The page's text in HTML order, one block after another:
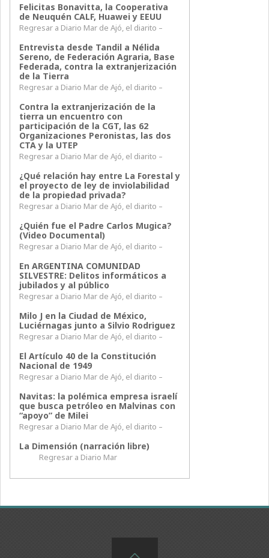
Felicitas Bonavitta, la Cooperativa
de Neuquén CALF, Huawei y EEUU
Regresar a Diario Mar de Ajó, el diarito –
Entrevista desde Tandil a Nélida
Sereno, de Federación Agraria, Base
Federada, contra la extranjerización
de la Tierra
Regresar a Diario Mar de Ajó, el diarito –
Contra la extranjerización de la
tierra un encuentro con
participación de la CGT, las 62
Organizaciones Peronistas, las dos
CTA y la UTEP
Regresar a Diario Mar de Ajó, el diarito –
¿Qué relación hay entre La Forestal y
el proyecto de ley de inviolabilidad
de la propiedad privada?
Regresar a Diario Mar de Ajó, el diarito –
¿Quién fue el Padre Carlos Mugica?
(Video Documental)
Regresar a Diario Mar de Ajó, el diarito –
En ARGENTINA COMUNIDAD
SILVESTRE: Delitos informáticos a
jubilados y al público
Regresar a Diario Mar de Ajó, el diarito –
Milo J en la Ciudad de México,
Luciérnagas junto a Silvio Rodriguez
Regresar a Diario Mar de Ajó, el diarito –
El Artículo 40 de la Constitución
Nacional de 1949
Regresar a Diario Mar de Ajó, el diarito –
Navitas: la polémica empresa israelí
que busca petróleo en Malvinas con
“apoyo” de Milei
Regresar a Diario Mar de Ajó, el diarito –
La Dimensión (narración libre)
Regresar a Diario Mar